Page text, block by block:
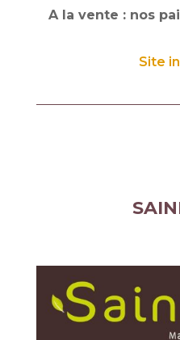
A la vente : nos
Site